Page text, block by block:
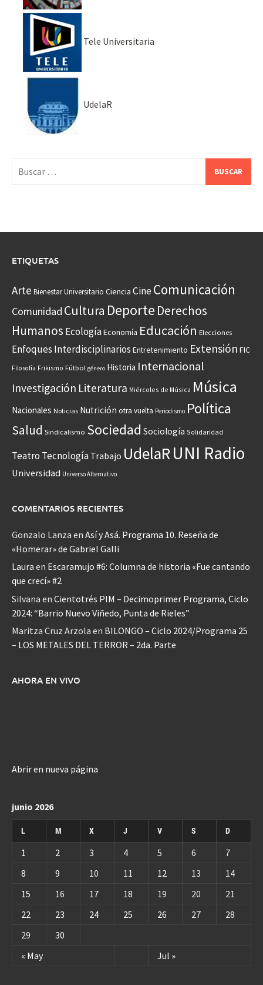
Tele Universitaria
UdelaR
ETIQUETAS
Arte Bienestar Universitario Ciencia CineComunicación
Comunidad Cultura Deporte Derechos
Humanos EcologíaEconomía Educación Elecciones
Enfoques Interdisciplinarios Entretenimiento Extensión FIC
Filosofía Frikismo Fútbol género Historia Internacional
Investigación Literatura Miércoles de Música Música
Nacionales Noticias Nutrición otra vuelta Periodismo Política
Salud Sindicalismo Sociedad Sociología Solidaridad
Teatro Tecnología Trabajo UdelaR UNI Radio
Universidad Universo Alternativo
COMENTARIOS RECIENTES
Gonzalo Lanza en Así y Asá. Programa 10. Reseña de
«Homerar» de Gabriel Galli
Laura en Escaramujo #6: Columna de historia «Fue cantando
que crecí» #2
Silvana en Cientotrés PIM – Decimoprimer Programa, Ciclo
2024: “Barrio Nuevo Viñedo, Punta de Rieles”
Maritza Cruz Arzola en BILONGO – Ciclo 2024/Programa 25
– LOS METALES DEL TERROR – 2da. Parte
AHORA EN VIVO
Abrir en nueva página
junio 2026
L M X J V S D
« May Jul »
1 2 3 4 5 6
7
8
9 10 11 12 13
14
15
16 17 18 19 20
21
22
23 24 25 26 27
28
29
30